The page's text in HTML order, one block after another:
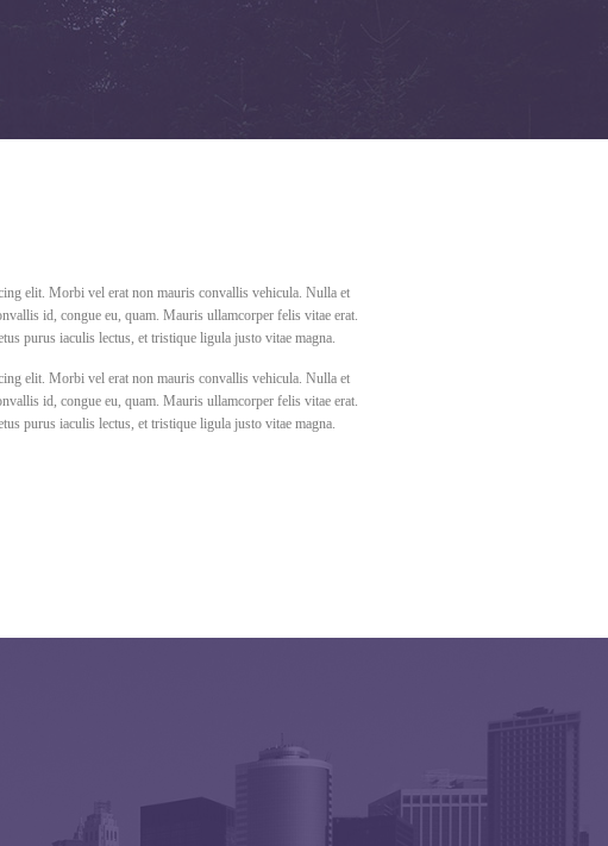
elit. Morbi vel erat non mauris convallis vehicula. Nulla et
id, congue eu, quam. Mauris ullamcorper felis vitae erat.
purus iaculis lectus, et tristique ligula justo vitae magna.
elit. Morbi vel erat non mauris convallis vehicula. Nulla et
id, congue eu, quam. Mauris ullamcorper felis vitae erat.
purus iaculis lectus, et tristique ligula justo vitae magna.